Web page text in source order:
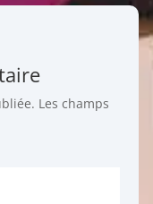
Les champs